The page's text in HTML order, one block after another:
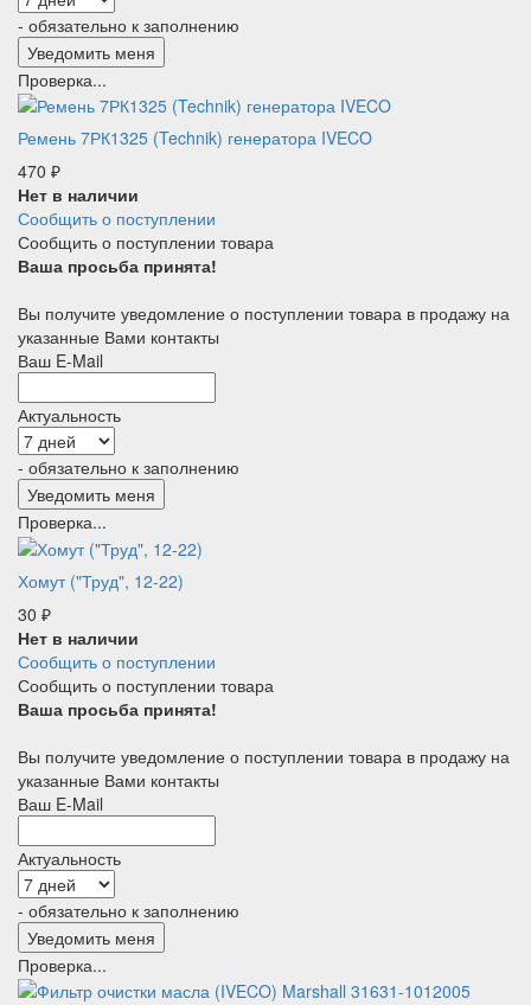
- обязательно к заполнению
Проверка...
Ремень 7РК1325 (Technik) генератора IVECO
470 ₽
Нет в наличии
Сообщить о поступлении
Сообщить о поступлении товара
Ваша просьба принята!
Вы получите уведомление о поступлении товара в продажу на
указанные Вами контакты
Ваш E-Mail
Актуальность
- обязательно к заполнению
Проверка...
Хомут ("Труд", 12-22)
30 ₽
Нет в наличии
Сообщить о поступлении
Сообщить о поступлении товара
Ваша просьба принята!
Вы получите уведомление о поступлении товара в продажу на
указанные Вами контакты
Ваш E-Mail
Актуальность
- обязательно к заполнению
Проверка...